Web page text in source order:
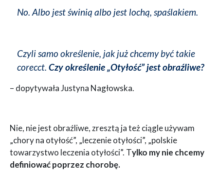
No. Albo jest świnią albo jest lochą, spaślakiem.
Czyli samo określenie, jak już chcemy być takie
corecct. Czy określenie „Otyłość” jest obraźliwe?
– dopytywała Justyna Nagłowska.
Nie, nie jest obraźliwe, zresztą ja też ciągle używam
„chory na otyłość”, „leczenie otyłości”, „polskie
towarzystwo leczenia otyłości”. Tylko my nie chcemy
definiować poprzez chorobę.